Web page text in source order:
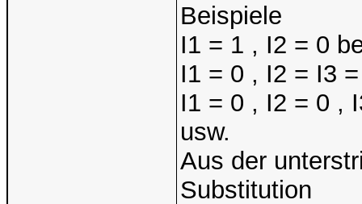
Beispiele
I1 = 1 , I2 = 0
I1 = 0 , I2 = I3
I1 = 0 , I2 = 0 ,
usw.
Aus der
Substitution